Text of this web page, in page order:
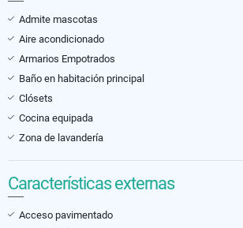
Admite mascotas
Aire acondicionado
Armarios Empotrados
Baño en habitación principal
Clósets
Cocina equipada
Zona de lavandería
Características externas
Acceso pavimentado